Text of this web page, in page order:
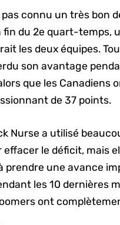
pas connu un très bon
fin du 2e quart-temps,
les deux équipes.
son avantage
que les Canadiens
de 37 points.
Nurse a utilisé
effacer le déficit, mais
prendre une avance
les 10 dernières
ont